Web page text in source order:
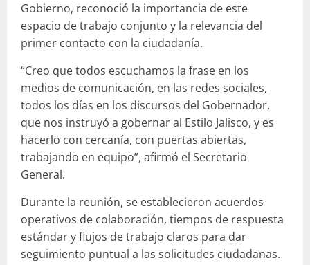
Gobierno, reconoció la importancia de este
espacio de trabajo conjunto y la relevancia del
primer contacto con la ciudadanía.
“Creo que todos escuchamos la frase en los
medios de comunicación, en las redes sociales,
todos los días en los discursos del Gobernador,
que nos instruyó a gobernar al Estilo Jalisco, y es
hacerlo con cercanía, con puertas abiertas,
trabajando en equipo”, afirmó el Secretario
General.
Durante la reunión, se establecieron acuerdos
operativos de colaboración, tiempos de respuesta
estándar y flujos de trabajo claros para dar
seguimiento puntual a las solicitudes ciudadanas.